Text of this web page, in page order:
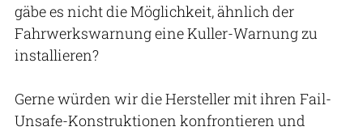
gäbe es nicht die Möglichkeit, ähnlich der
Fahrwerkswarnung eine Kuller-Warnung zu
installieren?
Gerne würden wir die Hersteller mit ihren Fail-
Unsafe-Konstruktionen konfrontieren und